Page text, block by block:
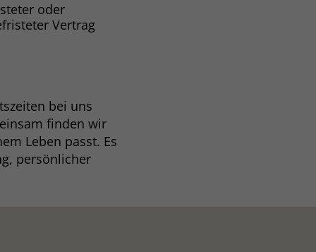
oder
Vertrag
bei uns
finden wir
Leben passt. Es
persönlicher